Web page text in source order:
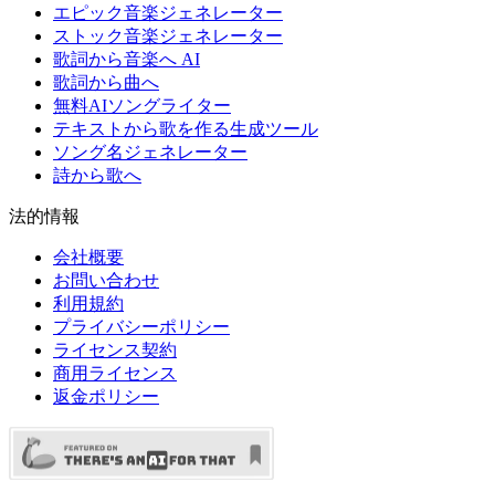
エピック音楽ジェネレーター
ストック音楽ジェネレーター
歌詞から音楽へ AI
歌詞から曲へ
無料AIソングライター
テキストから歌を作る生成ツール
ソング名ジェネレーター
詩から歌へ
法的情報
会社概要
お問い合わせ
利用規約
プライバシーポリシー
ライセンス契約
商用ライセンス
返金ポリシー